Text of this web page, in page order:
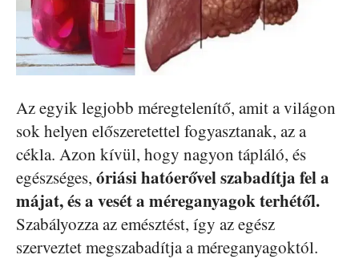
Az egyik legjobb méregtelenítő, amit a világon
sok helyen előszeretettel fogyasztanak, az a
cékla. Azon kívül, hogy nagyon tápláló, és
egészséges, óriási hatóerővel szabadítja fel a
májat, és a vesét a méreganyagok terhétől.
Szabályozza az emésztést, így az egész
szerveztet megszabadítja a méreganyagoktól.